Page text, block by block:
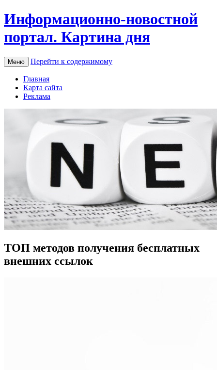
Информационно-новостной
портал. Картина дня
Меню Перейти к содержимому
Главная
Карта сайта
Реклама
ТОП методов получения бесплатных
внешних ссылок